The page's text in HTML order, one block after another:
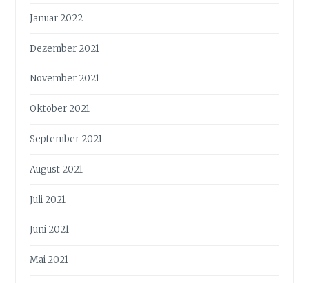
Januar 2022
Dezember 2021
November 2021
Oktober 2021
September 2021
August 2021
Juli 2021
Juni 2021
Mai 2021